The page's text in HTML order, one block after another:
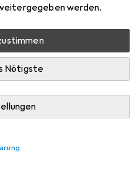
werden.
Nötigste
12.8. geliefert
Lieferanten
Lieferzeit
Warenkorb